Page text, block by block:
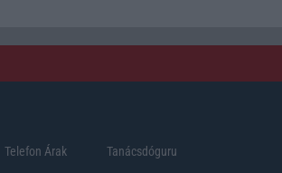
Telefon Árak Tanácsdóguru